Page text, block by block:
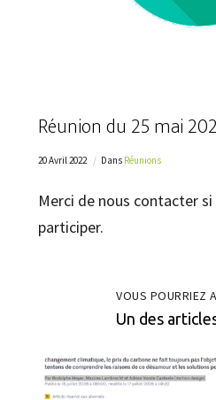
Réunion du 25 mai
20 Avril 2022 Dans Réunions
Merci de nous contacter
participer.
VOUS POURRIEZ
Un des